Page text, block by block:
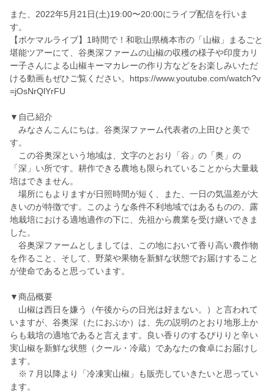
また、2022年5月21日(土)19:00〜20:00にライブ配信を行いま
す。
【ポケマルライブ】1時間で！和歌山県橋本市の「山椒」まるごと
堪能ツアーにて、谷奥深ファームの山椒の収穫の様子や印度カリ
ー子さんによる山椒キーマカレーの作り方などをお楽しみいただ
ける動画もぜひご覧ください。https://www.youtube.com/watch?v
=jOsNrQlYrFU
▼自己紹介
みなさんこんにちは。谷奥深ファーム代表者の上田ひと美で
す。
この谷奥深という地域は、文字のとおり「谷」の「奥」の
「深」い所です。耕作できる農地も限られていることから大量栽
培はできません。
場所にもよりますが日照時間が短く、また、一日の気温差が大
きいのが特徴です。このような条件不利地域ではあるものの、露
地栽培における適地適作の下に、先祖から農業を受け継いできま
した。
谷奥深ファームとしましては、この地において香り高い農作物
を作ること、そして、野菜や果物を新鮮な状態でお届けすること
が使命であると思っています。
▼商品概要
山椒は西日を嫌う（午後からの日光は好まない。）と言われて
いますが、谷奥深（たにおぶか）は、先の説明のとおり地形上か
らも栽培の適地であると言えます。良い香りのするぴりりと辛い
実山椒を新鮮な状態（クール・冷蔵）であなたの食卓にお届けし
ます。
※７月以降より「冷凍実山椒」も販売していきたいと思ってい
ます。